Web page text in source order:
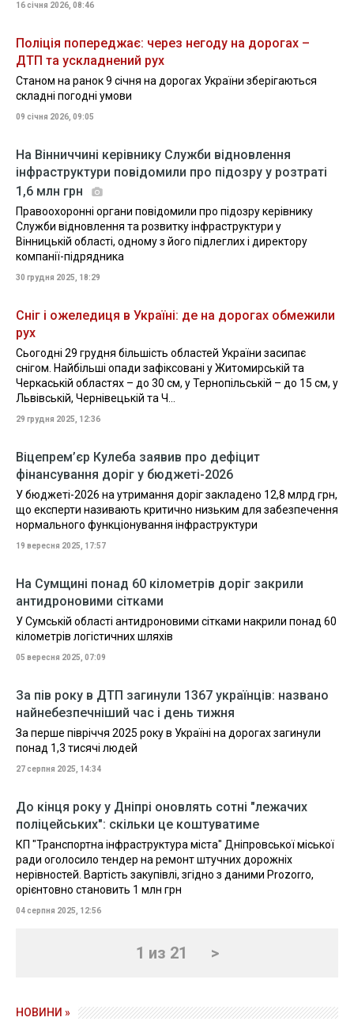
16 січня 2026, 08:46
Поліція попереджає: через негоду на дорогах –
ДТП та ускладнений рух
Станом на ранок 9 січня на дорогах України зберігаються
складні погодні умови
09 січня 2026, 09:05
На Вінниччині керівнику Служби відновлення
інфраструктури повідомили про підозру у розтраті
1,6 млн грн
Правоохоронні органи повідомили про підозру керівнику
Служби відновлення та розвитку інфраструктури у
Вінницькій області, одному з його підлеглих і директору
компанії-підрядника
30 грудня 2025, 18:29
Сніг і ожеледиця в Україні: де на дорогах обмежили
рух
Сьогодні 29 грудня більшість областей України засипає
снігом. Найбільші опади зафіксовані у Житомирській та
Черкаській областях – до 30 см, у Тернопільській – до 15 см, у
Львівській, Чернівецькій та Ч...
29 грудня 2025, 12:36
Віцепрем’єр Кулеба заявив про дефіцит
фінансування доріг у бюджеті-2026
У бюджеті-2026 на утримання доріг закладено 12,8 млрд грн,
що експерти називають критично низьким для забезпечення
нормального функціонування інфраструктури
19 вересня 2025, 17:57
На Сумщині понад 60 кілометрів доріг закрили
антидроновими сітками
У Сумській області антидроновими сітками накрили понад 60
кілометрів логістичних шляхів
05 вересня 2025, 07:09
За пів року в ДТП загинули 1367 українців: названо
найнебезпечніший час і день тижня
За перше півріччя 2025 року в Україні на дорогах загинули
понад 1,3 тисячі людей
27 серпня 2025, 14:34
До кінця року у Дніпрі оновлять сотні "лежачих
поліцейських": скільки це коштуватиме
КП "Транспортна інфраструктура міста" Дніпровської міської
ради оголосило тендер на ремонт штучних дорожніх
нерівностей. Вартість закупівлі, згідно з даними Prozorro,
орієнтовно становить 1 млн грн
04 серпня 2025, 12:56
1 из 21 >
НОВИНИ »